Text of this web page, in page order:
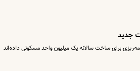
جدید
برای ساخت سالانه یک میلیون واحد مسکونی داده‌اند